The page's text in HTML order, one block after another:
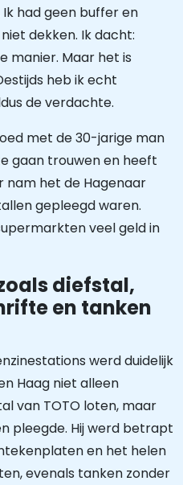
had geen buffer en
dekken. Ik dacht:
manier. Maar het is
heb ik echt
de verdachte.
met de 30-jarige man
gaan trouwen en heeft
nam het de Hagenaar
gepleegd waren.
veel geld in
diefstal,
en tanken
werd duidelijk
Haag niet alleen
van TOTO loten, maar
pleegde. Hij werd betrapt
en het helen
evenals tanken zonder